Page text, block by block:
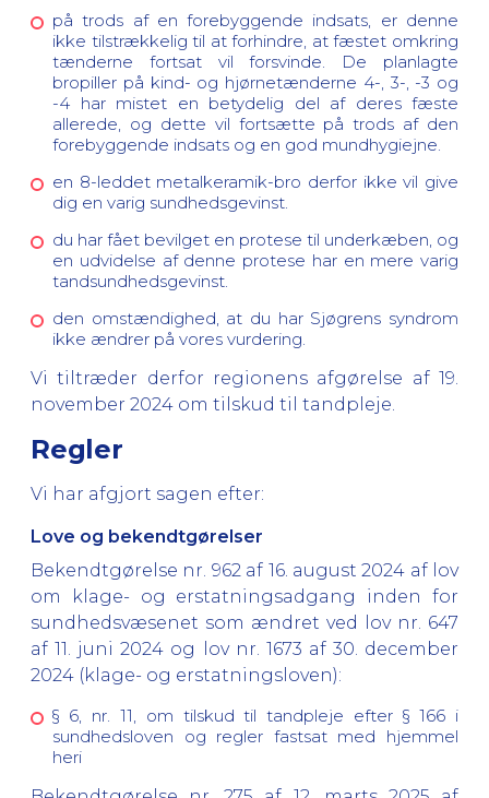
på trods af en forebyggende indsats, er denne
ikke tilstrækkelig til at forhindre, at fæstet omkring
tænderne fortsat vil forsvinde. De planlagte
bropiller på kind- og hjørnetænderne 4-, 3-, -3 og
-4 har mistet en betydelig del af deres fæste
allerede, og dette vil fortsætte på trods af den
forebyggende indsats og en god mundhygiejne.
en 8-leddet metalkeramik-bro derfor ikke vil give
dig en varig sundhedsgevinst.
du har fået bevilget en protese til underkæben, og
en udvidelse af denne protese har en mere varig
tandsundhedsgevinst.
den omstændighed, at du har Sjøgrens syndrom
ikke ændrer på vores vurdering.
Vi tiltræder derfor regionens afgørelse af 19.
november 2024 om tilskud til tandpleje.
Regler
Vi har afgjort sagen efter:
Love og bekendtgørelser
Bekendtgørelse nr. 962 af 16. august 2024 af lov
om klage- og erstatningsadgang inden for
sundhedsvæsenet som ændret ved lov nr. 647
af 11. juni 2024 og lov nr. 1673 af 30. december
2024 (klage- og erstatningsloven):
§ 6, nr. 11, om tilskud til tandpleje efter § 166 i
sundhedsloven og regler fastsat med hjemmel
heri